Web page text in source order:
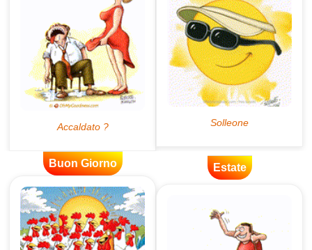
Buon Giorno Estate